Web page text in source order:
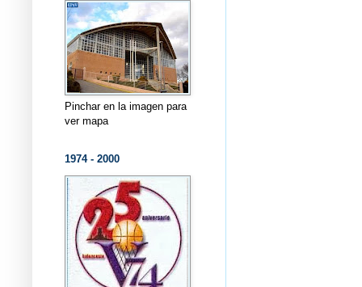
Pinchar en la imagen para
ver mapa
1974 - 2000